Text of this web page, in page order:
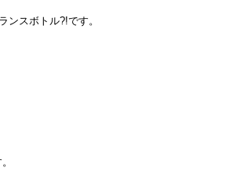
ンスボトル?!です。